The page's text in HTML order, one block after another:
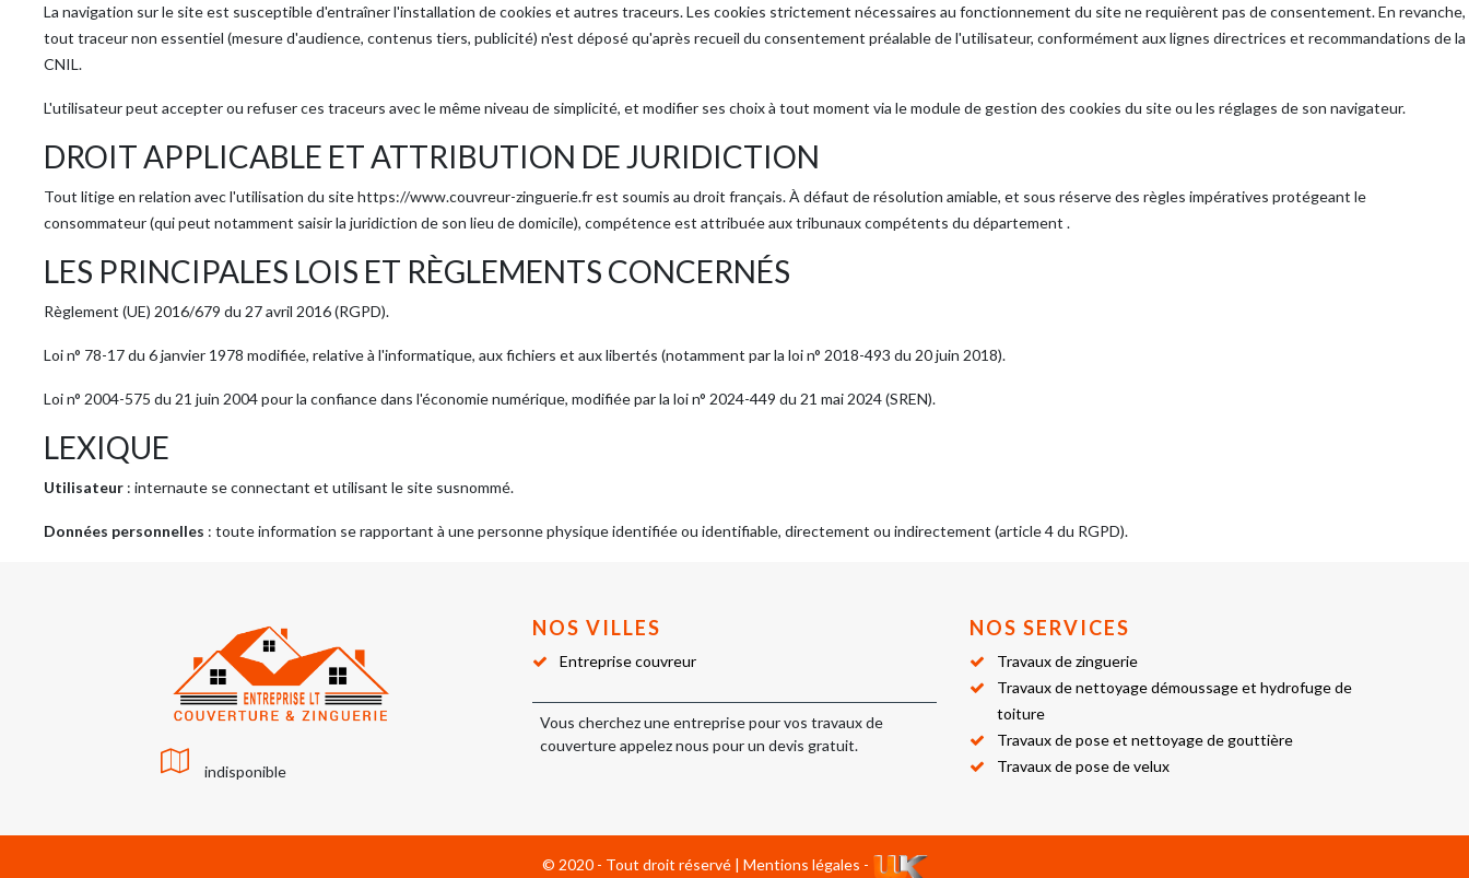
La navigation sur le site est susceptible d'entraîner l'installation de cookies et autres traceurs. Les cookies strictement nécessaires au fonctionnement du site ne requièrent pas de consentement. En revanche,
tout traceur non essentiel (mesure d'audience, contenus tiers, publicité) n'est déposé qu'après recueil du consentement préalable de l'utilisateur, conformément aux lignes directrices et recommandations de la
CNIL.
L'utilisateur peut accepter ou refuser ces traceurs avec le même niveau de simplicité, et modifier ses choix à tout moment via le module de gestion des cookies du site ou les réglages de son navigateur.
DROIT APPLICABLE ET ATTRIBUTION DE JURIDICTION
Tout litige en relation avec l'utilisation du site https://www.couvreur-zinguerie.fr est soumis au droit français. À défaut de résolution amiable, et sous réserve des règles impératives protégeant le
consommateur (qui peut notamment saisir la juridiction de son lieu de domicile), compétence est attribuée aux tribunaux compétents du département .
LES PRINCIPALES LOIS ET RÈGLEMENTS CONCERNÉS
Règlement (UE) 2016/679 du 27 avril 2016 (RGPD).
Loi n° 78-17 du 6 janvier 1978 modifiée, relative à l'informatique, aux fichiers et aux libertés (notamment par la loi n° 2018-493 du 20 juin 2018).
Loi n° 2004-575 du 21 juin 2004 pour la confiance dans l'économie numérique, modifiée par la loi n° 2024-449 du 21 mai 2024 (SREN).
LEXIQUE
Utilisateur : internaute se connectant et utilisant le site susnommé.
Données personnelles : toute information se rapportant à une personne physique identifiée ou identifiable, directement ou indirectement (article 4 du RGPD).
indisponible
NOS VILLES
Entreprise couvreur
Vous cherchez une entreprise pour vos travaux de
couvertureappelez nous pour un devis gratuit.
NOS SERVICES
Travaux de zinguerie
Travaux de nettoyage démoussage et hydrofuge de
toiture
Travaux de pose et nettoyage de gouttière
Travaux de pose de velux
© 2020 - Tout droit réservé | Mentions légales -